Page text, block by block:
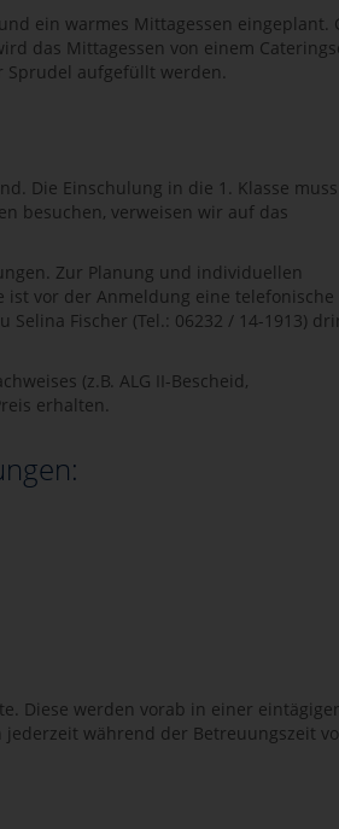
ein warmes Mittagessen eingeplant.
das Mittagessen von einem
Sprudel aufgefüllt werden.
Die Einschulung in die 1. Klasse muss
besuchen, verweisen wir auf das
Zur Planung und individuellen
vor der Anmeldung eine telefonische
Selina Fischer (Tel.: 06232 / 14-1913)
(z.B. ALG II-Bescheid,
erhalten.
Diese werden vorab in einer
während der Betreuungszeit